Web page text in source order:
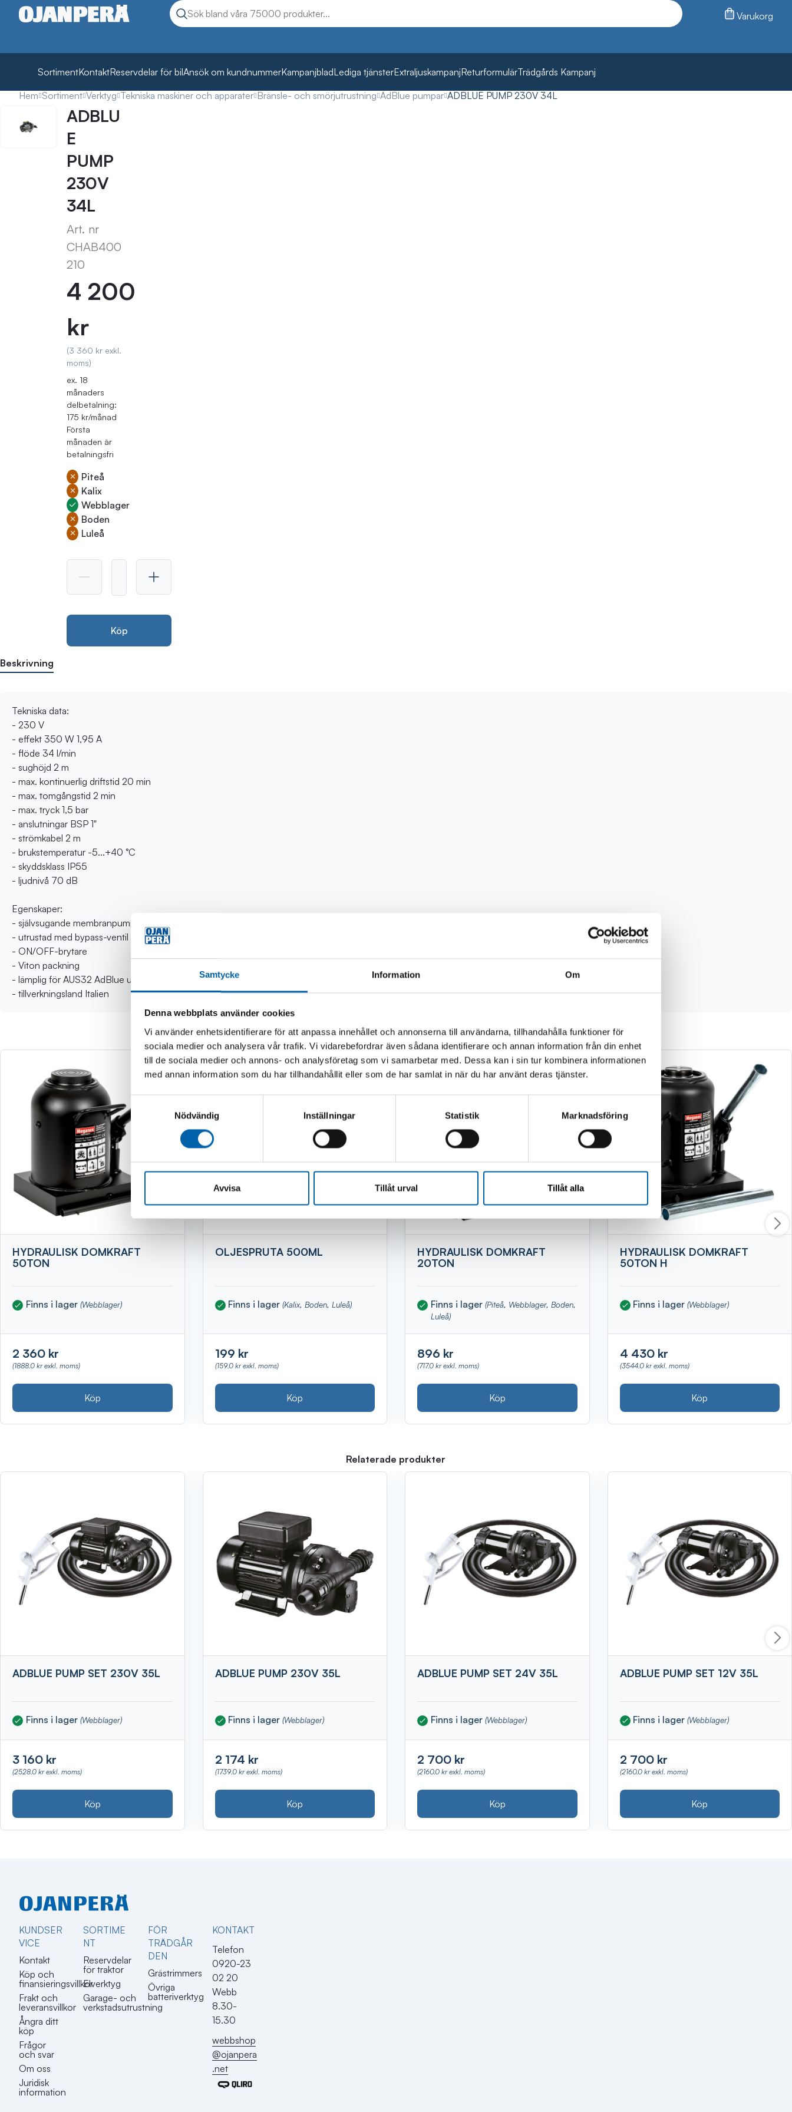
Samtycke Information Om
Denna webbplats använder cookies
Vi använder enhetsidentifierare för att anpassa innehållet och annonserna till användarna, tillhandahålla funktioner för
sociala medier och analysera vår trafik. Vi vidarebefordrar även sådana identifierare och annan information från din enhet
till de sociala medier och annons- och analysföretag som vi samarbetar med. Dessa kan i sin tur kombinera informationen
med annan information som du har tillhandahållit eller som de har samlat in när du har använt deras tjänster.
Nödvändig
Inställningar Statistik Marknadsföring
Avvisa Tillåt urval Tillåt alla
Sök produkter
Sök Varukorg
SortimentKontaktReservdelar för bilAnsök om kundnummerKampanjbladLediga tjänsterExtraljuskampanjReturformulärTrädgårds Kampanj
Hem Sortiment Verktyg Tekniska maskiner och apparater Bränsle- och smörjutrustning AdBlue pumpar ADBLUE PUMP 230V 34L
ADBLU
E
PUMP
230V
34L
Art. nr
CHAB400
210
4 200
kr
(3 360 kr exkl.
moms)
ex. 18
månaders
delbetalning:
175 kr/månad
Första
månaden är
betalningsfri
Piteå
Kalix
Webblager
Boden
Luleå
Köp
Beskrivning
Tekniska data:
- 230 V
- effekt 350 W 1,95 A
- flöde 34 l/min
- sughöjd 2 m
- max. kontinuerlig driftstid 20 min
- max. tomgångstid 2 min
- max. tryck 1,5 bar
- anslutningar BSP 1"
- strömkabel 2 m
- brukstemperatur -5...+40 °C
- skyddsklass IP55
- ljudnivå 70 dB
Egenskaper:
- självsugande membranpump
- utrustad med bypass-ventil
- ON/OFF-brytare
- Viton packning
- lämplig för AUS32 AdBlue urealösning, vatten och glykol
- tillverkningsland Italien
Andra köpte även
HYDRAULISK DOMKRAFT
50TON
Finns i lager (Webblager)
2 360 kr
(1888.0 kr exkl. moms)
Köp
OLJESPRUTA 500ML
Finns i lager(Kalix, Boden, Luleå)
199 kr
(159.0 kr exkl. moms)
Köp
HYDRAULISK DOMKRAFT
20TON
Finns i lager (Piteå, Webblager, Boden,
Luleå)
896 kr
(717.0 kr exkl. moms)
Köp
HYDRAULISK DOMKRAFT
50TON H
Finns i lager(Webblager)
4 430 kr
(3544.0 kr exkl. moms)
Köp
Relaterade produkter
ADBLUE PUMP SET 230V 35L
Finns i lager (Webblager)
3 160 kr
(2528.0 kr exkl. moms)
Köp
ADBLUE PUMP 230V 35L
Finns i lager(Webblager)
2 174 kr
(1739.0 kr exkl. moms)
Köp
ADBLUE PUMP SET 24V 35L
Finns i lager (Webblager)
2 700 kr
(2160.0 kr exkl. moms)
Köp
ADBLUE PUMP SET 12V 35L
Finns i lager(Webblager)
2 700 kr
(2160.0 kr exkl. moms)
Köp
KUNDSER
VICE
Kontakt
Köp och
finansieringsvillkor
Frakt och
leveransvillkor
Ångra ditt
köp
Frågor
och svar
Om oss
Juridisk
information
SORTIME
NT
Reservdelar
för traktor
Elverktyg
Garage- och
verkstadsutrustning
FÖR
TRÄDGÅR
DEN
Grästrimmers
Övriga
batteriverktyg
KONTAKT​
Telefon
0920-23
02 20
Webb
8.30-
15.30
webbshop
@ojanpera
.net